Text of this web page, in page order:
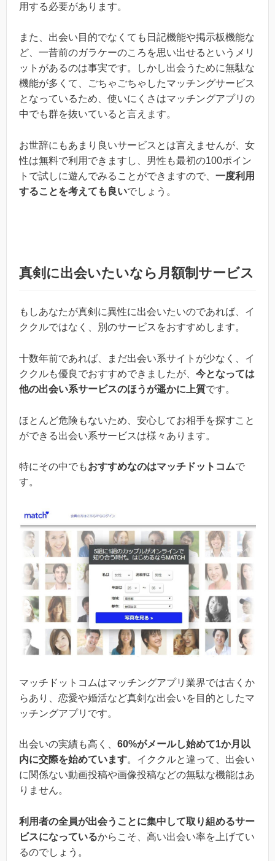
用する必要があります。
また、出会い目的でなくても日記機能や掲示板機能な
ど、一昔前のガラケーのころを思い出せるというメリ
ットがあるのは事実です。しかし出会うために無駄な
機能が多くて、ごちゃごちゃしたマッチングサービス
となっているため、使いにくさはマッチングアプリの
中でも群を抜いていると言えます。
お世辞にもあまり良いサービスとは言えませんが、女
性は無料で利用できますし、男性も最初の100ポイン
トで試しに遊んでみることができますので、 一度利用
することを考えても良いでしょう。
真剣に出会いたいなら月額制サービス
もしあなたが真剣に異性に出会いたいのであれば、イ
ククルではなく、別のサービスをおすすめします。
十数年前であれば、まだ出会い系サイトが少なく、イ
ククルも優良でおすすめできましたが、 今となっては
他の出会い系サービスのほうが遥かに上質です。
ほとんど危険もないため、安心してお相手を探すこと
ができる出会い系サービスは様々あります。
特にその中でもおすすめなのはマッチドットコムで
す。
マッチドットコムはマッチングアプリ業界では古くか
らあり、恋愛や婚活など真剣な出会いを目的としたマ
ッチングアプリです。
出会いの実績も高く、 60%がメールし始めて1か月以
内に交際を始めています。イククルと違って、出会い
に関係ない動画投稿や画像投稿などの無駄な機能はあ
りません。
利用者の全員が出会うことに集中して取り組めるサー
ビスになっているからこそ、高い出会い率を上げてい
るのでしょう。